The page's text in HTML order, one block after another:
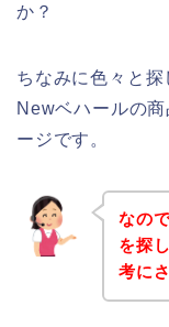
か？
ちなみに色々と
Newベハールの
ージです。
なの
を探
考に